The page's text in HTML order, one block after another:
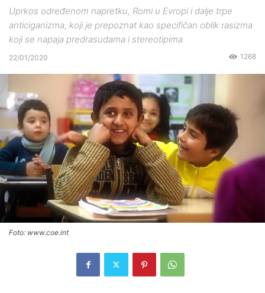
Uprkos određenom napretku, Romi u Evropi i dalje trpe
anticiganizma, koji je prepoznat kao specifičan oblik rasizma
koji se napaja predrasudama i stereotipima
22/01/2020 1268
Foto: www.coe.int